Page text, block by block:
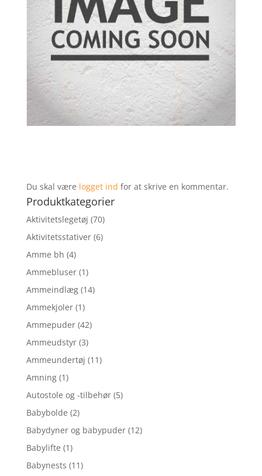
Du skal være logget ind for at skrive en kommentar.
Produktkategorier
Aktivitetslegetøj (70)
Aktivitetsstativer (6)
Amme bh (4)
Ammebluser (1)
Ammeindlæg (14)
Ammekjoler (1)
Ammepuder (42)
Ammeudstyr (3)
Ammeundertøj (11)
Amning (1)
Autostole og -tilbehør (5)
Babybolde (2)
Babydyner og babypuder (12)
Babylifte (1)
Babynests (11)